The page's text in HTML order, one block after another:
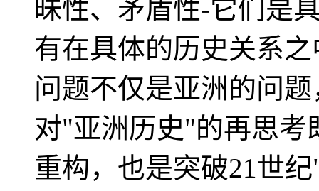
昧性、矛盾性-它们是
有在具体的历史关系
问题不仅是亚洲的问
对"亚洲历史"的再思考
重构，也是突破21世